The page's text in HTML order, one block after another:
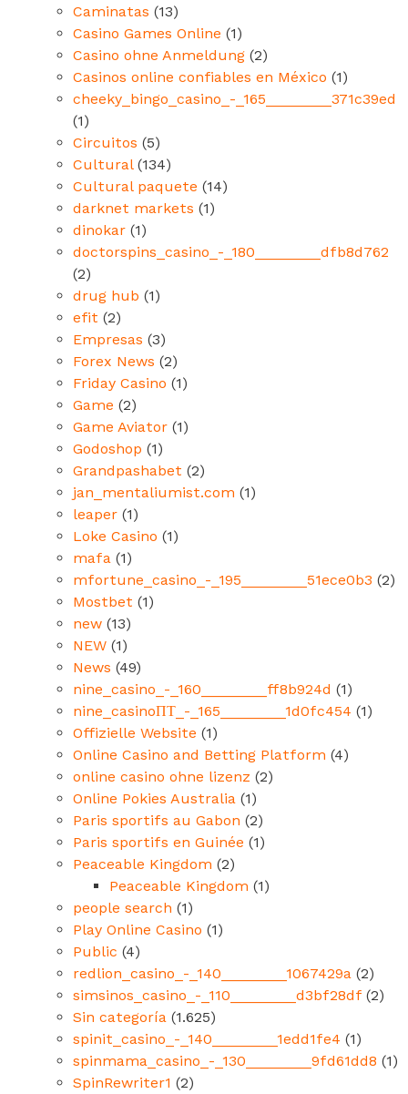
Caminatas (13)
Casino Games Online (1)
Casino ohne Anmeldung (2)
Casinos online confiables en México (1)
cheeky_bingo_casino_-_165________371c39ed
(1)
Circuitos (5)
Cultural(134)
Cultural paquete (14)
darknet markets (1)
dinokar (1)
doctorspins_casino_-_180________dfb8d762
(2)
drug hub (1)
efit (2)
Empresas (3)
Forex News (2)
Friday Casino (1)
Game (2)
Game Aviator (1)
Godoshop (1)
Grandpashabet (2)
jan_mentaliumist.com (1)
leaper (1)
Loke Casino (1)
mafa (1)
mfortune_casino_-_195________51ece0b3 (2)
Mostbet (1)
new (13)
NEW (1)
News (49)
nine_casino_-_160________ff8b924d (1)
nine_casinoПТ_-_165________1d0fc454 (1)
Offizielle Website (1)
Online Casino and Betting Platform (4)
online casino ohne lizenz (2)
Online Pokies Australia (1)
Paris sportifs au Gabon (2)
Paris sportifs en Guinée (1)
Peaceable Kingdom (2)
Peaceable Kingdom (1)
people search (1)
Play Online Casino (1)
Public (4)
redlion_casino_-_140________1067429a (2)
simsinos_casino_-_110________d3bf28df (2)
Sin categoría (1.625)
spinit_casino_-_140________1edd1fe4 (1)
spinmama_casino_-_130________9fd61dd8 (1)
SpinRewriter1 (2)